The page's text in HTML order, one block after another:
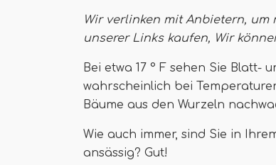
Wir verlinken mit Anbietern, um
unserer Links kaufen, Wir
Bei etwa 17 ° F sehen Sie Blatt-
wahrscheinlich bei
Bäume aus den Wurzeln
Wie auch immer, sind Sie in
ansässig? Gut!